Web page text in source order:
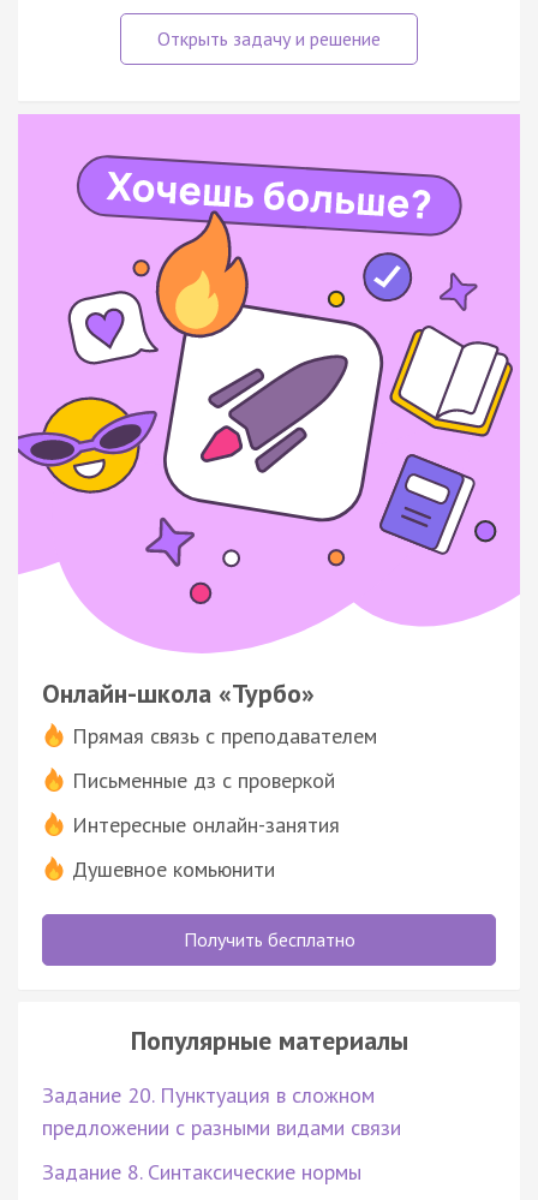
Онлайн-школа «Турбо»
Прямая связь с преподавателем
Письменные дз с проверкой
Интересные онлайн-занятия
Душевное комьюнити
Получить бесплатно
Популярные материалы
Задание 20. Пунктуация в сложном
предложении с разными видами связи
Задание 8. Синтаксические нормы